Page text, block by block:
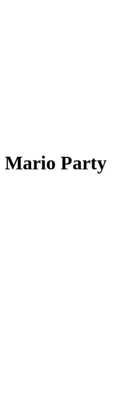
Mario Party